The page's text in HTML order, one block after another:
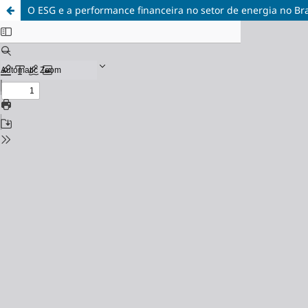
O ESG e a performance financeira no setor de energia no